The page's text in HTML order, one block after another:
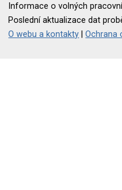
Informace o volných
Poslední aktualizace dat
O webu a kontakty |Ochrana